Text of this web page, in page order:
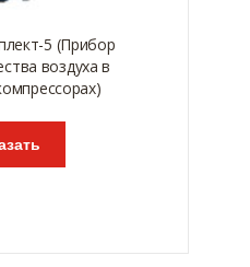
5 (Прибор
воздуха в